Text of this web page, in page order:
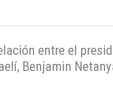
entre el
Benjamin